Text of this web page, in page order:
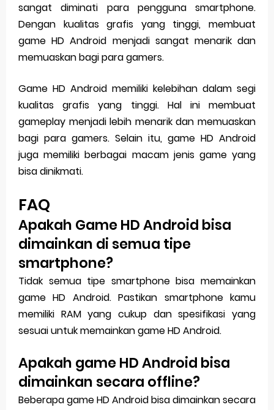
Friday, 7 August
sangat diminati para pengguna smartphone.
Dengan kualitas grafis yang tinggi, membuat
game HD Android menjadi sangat menarik dan
memuaskan bagi para gamers.
Game HD Android memiliki kelebihan dalam segi
kualitas grafis yang tinggi. Hal ini membuat
gameplay menjadi lebih menarik dan memuaskan
bagi para gamers. Selain itu, game HD Android
juga memiliki berbagai macam jenis game yang
bisa dinikmati.
FAQ
Apakah Game HD Android bisa
dimainkan di semua tipe
smartphone?
Tidak semua tipe smartphone bisa memainkan
game HD Android. Pastikan smartphone kamu
memiliki RAM yang cukup dan spesifikasi yang
sesuai untuk memainkan game HD Android.
Apakah game HD Android bisa
dimainkan secara offline?
Beberapa game HD Android bisa dimainkan secara